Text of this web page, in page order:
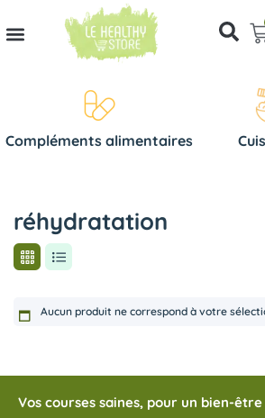
Compléments alimentaires
réhydratation
Aucun produit ne correspond à votre
Vos courses saines, pour un bien-